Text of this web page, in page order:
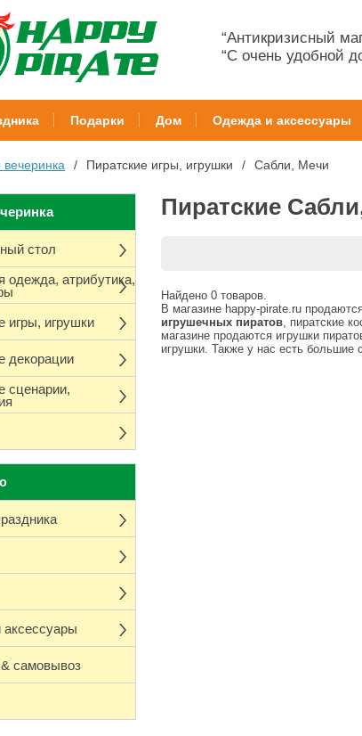
“Антикризисный
“С очень удобной
Подарки Дом Одежда и аксессуары
вечеринка Пиратские игры, игрушки Сабли, Мечи
стол
одежда, атрибутика,
игры, игрушки
декорации
сценарии,
самовывоз
Пиратские
Найдено 0 товаров.
В магазине happy-pirate.ru
игрушечных пиратов, пиратские
магазине продаются игрушки
игрушки. Также у нас есть большие